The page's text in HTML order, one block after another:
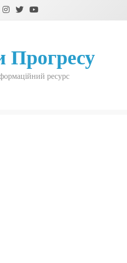
Прогресу
ресурс